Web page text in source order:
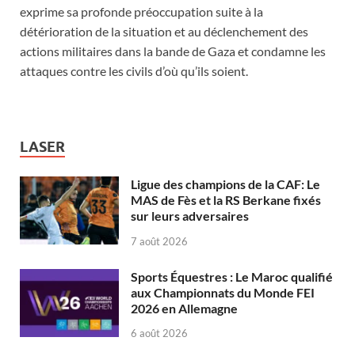
exprime sa profonde préoccupation suite à la
détérioration de la situation et au déclenchement des
actions militaires dans la bande de Gaza et condamne les
attaques contre les civils d’où qu’ils soient.
LASER
Ligue des champions de la CAF: Le
MAS de Fès et la RS Berkane fixés
sur leurs adversaires
7 août 2026
Sports Équestres : Le Maroc qualifié
aux Championnats du Monde FEI
2026 en Allemagne
6 août 2026